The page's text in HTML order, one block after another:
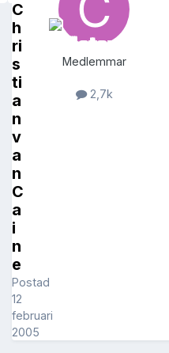
C
h
ri
s
ti
a
n
v
a
n
C
a
i
n
e
Postad
12
februari
2005
Medlemmar
2,7k